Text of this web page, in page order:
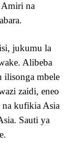
na
jukumu la
Alibeba
ilisonga mbele
zaidi, eneo
na kufikia Asia
Sauti ya